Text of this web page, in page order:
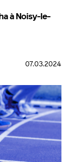
à Noisy-le-
07.03.2024